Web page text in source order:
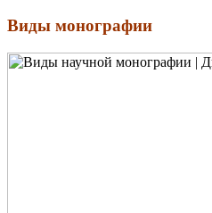
Виды монографии